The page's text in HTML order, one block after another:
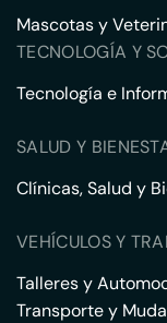
Mascotas y
TECNOLOGÍA Y
Tecnología e
SALUD Y
Clínicas, Salud y
VEHÍCULOS Y
Talleres y
Transporte y